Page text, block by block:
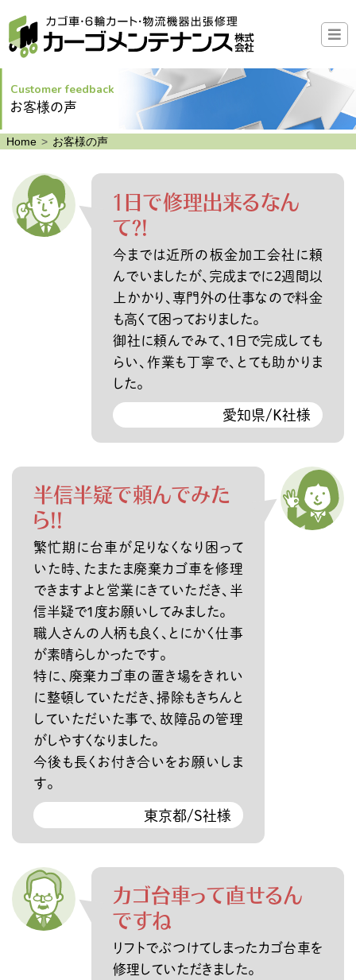
Customer feedback
お客様の声
Home お客様の声
1日で修理出来るなん
て?!
今までは近所の板金加工会社に頼
んでいましたが、完成までに２週間以
上かかり、専門外の仕事なので料金
も高くて困っておりました。
御社に頼んでみて、1日で完成しても
らい、作業も丁寧で、とても助かりま
した。
愛知県/K社様
半信半疑で頼んでみた
ら!!
繁忙期に台車が足りなくなり困って
いた時、たまたま廃棄カゴ車を修理
できますよと営業にきていただき、半
信半疑で1度お願いしてみました。
職人さんの人柄も良く、とにかく仕事
が素晴らしかったです。
特に、廃棄カゴ車の置き場をきれい
に整頓していただき、掃除もきちんと
していただいた事で、故障品の管理
がしやすくなりました。
今後も長くお付き合いをお願いしま
す。
東京都/S社様
カゴ台車って直せるん
ですね
リフトでぶつけてしまったカゴ台車を
修理していただきました。